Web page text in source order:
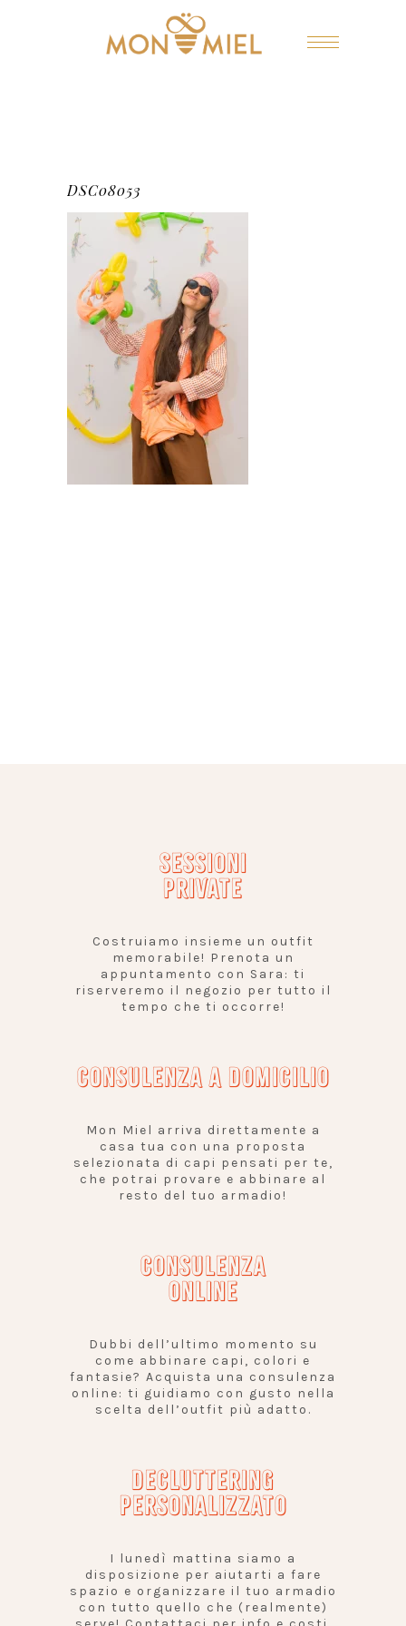
DSC08053
SESSIONI
PRIVATE
Costruiamo insieme un outfit
memorabile! Prenota un
appuntamento con Sara: ti
riserveremo il negozio per tutto il
tempo che ti occorre!
CONSULENZA A DOMICILIO
Mon Miel arriva direttamente a
casa tua con una proposta
selezionata di capi pensati per te,
che potrai provare e abbinare al
resto del tuo armadio!
CONSULENZA
ONLINE
Dubbi dell’ultimo momento su
come abbinare capi, colori e
fantasie? Acquista una consulenza
online: ti guidiamo con gusto nella
scelta dell’outfit più adatto.
DECLUTTERING
PERSONALIZZATO
I lunedì mattina siamo a
disposizione per aiutarti a fare
spazio e organizzare il tuo armadio
con tutto quello che (realmente)